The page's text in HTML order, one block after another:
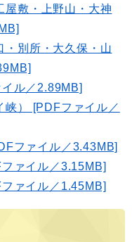
屋敷・上野山・大神
・別所・大久保・山
ル／2.89MB]
峡） [PDFファイル／
ファイル／3.43MB]
ァイル／3.15MB]
ァイル／1.45MB]